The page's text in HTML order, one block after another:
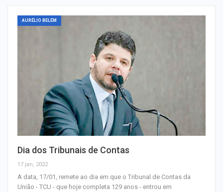
AURÉLIO BELÉM
Dia dos Tribunais de Contas
17 jan, 2022
A data, 17/01, remete ao dia em que o Tribunal de Contas da
União - TCU - que hoje completa 129 anos - entrou em